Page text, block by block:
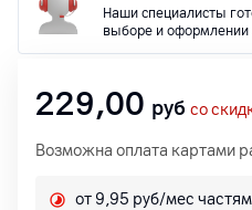
Наши специалисты
выборе и оформлении
229,00 руб со
Возможна оплата картами
от 9,95 руб/мес